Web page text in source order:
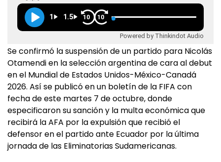
1 1.5 10 10
Powered by Thinkindot Audio
Se confirmó la suspensión de un partido para Nicolás
Otamendi en la selección argentina de cara al debut
en el Mundial de Estados Unidos-México-Canadá
2026. Así se publicó en un boletín de la FIFA con
fecha de este martes 7 de octubre, donde
especificaron su sanción y la multa económica que
recibirá la AFA por la expulsión que recibió el
defensor en el partido ante Ecuador por la última
jornada de las Eliminatorias Sudamericanas.